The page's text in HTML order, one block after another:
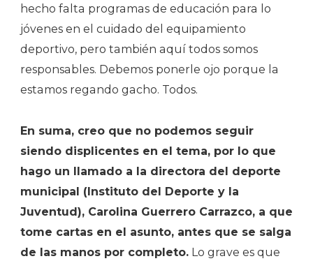
hecho falta programas de educación para lo
jóvenes en el cuidado del equipamiento
deportivo, pero también aquí todos somos
responsables. Debemos ponerle ojo porque la
estamos regando gacho. Todos.
En suma, creo que no podemos seguir
siendo displicentes en el tema, por lo que
hago un llamado a la directora del deporte
municipal (Instituto del Deporte y la
Juventud), Carolina Guerrero Carrazco, a que
tome cartas en el asunto, antes que se salga
de las manos por completo. Lo grave es que